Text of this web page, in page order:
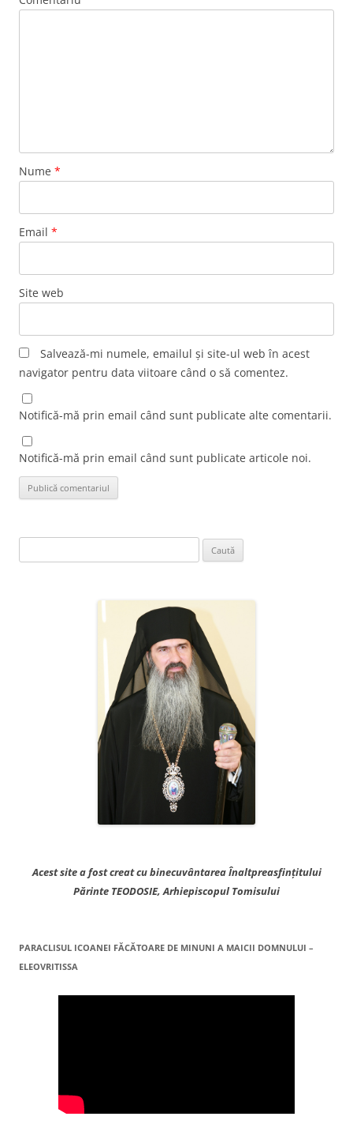
Nume *
Email *
Site web
Salvează-mi numele, emailul și site-ul web în acest
navigator pentru data viitoare când o să comentez.
Notifică-mă prin email când sunt publicate alte comentarii.
Notifică-mă prin email când sunt publicate articole noi.
după:
Acest site a fost creat cu binecuvântarea Înaltpreasfințitului
Părinte TEODOSIE, Arhiepiscopul Tomisului
PARACLISUL ICOANEI FĂCĂTOARE DE MINUNI A MAICII DOMNULUI –
ELEOVRITISSA